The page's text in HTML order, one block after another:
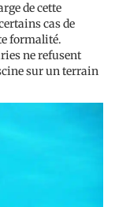
de cette
cas de
formalité.
ne refusent
sur un terrain